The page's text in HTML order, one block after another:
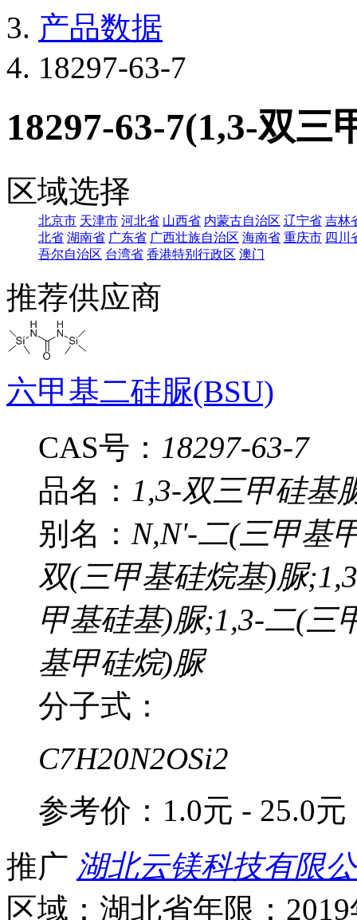
产品数据
18297-63-7
18297-63-7(1,3-双三
区域选择
北京市 天津市 河北省 山西省 内蒙古自治区 辽宁省 吉林
北省 湖南省 广东省 广西壮族自治区 海南省 重庆市 四川
吾尔自治区 台湾省 香港特别行政区 澳门
推荐供应商
六甲基二硅脲(BSU)
CAS号： 18297-63-7
品名： 1,3-双三甲硅基
别名： N,N'-二(三甲基
双(三甲基硅烷基)脲
甲基硅基)脲;1,3-二(三
基甲硅烷)脲
分子式：
C7H20N2OSi2
参考价： 1.0元 - 25.0元
推广 湖北云镁科技有限
区域：湖北省年限：